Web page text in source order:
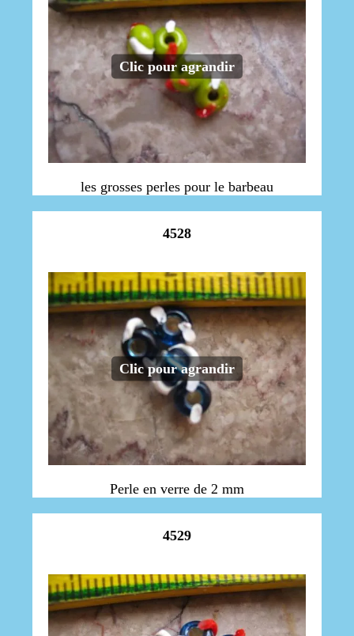
Clic pour agrandir
les grosses perles pour le barbeau
4528
Clic pour agrandir
Perle en verre de 2 mm
4529